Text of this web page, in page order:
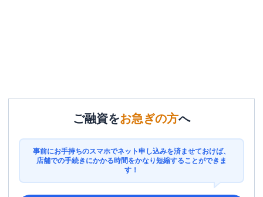
ご融資をお急ぎの方へ
事前にお手持ちのスマホでネット申し込みを済ませておけば、
店舗での手続きにかかる時間をかなり短縮することができま
す！